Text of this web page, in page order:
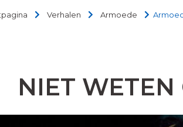
Verhalen Armoede
NIET WETEN